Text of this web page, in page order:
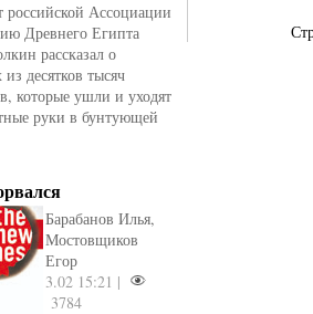
российской Ассоциации
Древнего Египта
рассказал о
десятков тысяч
которые ушли и уходят
руки в бунтующей
Барабанов Илья,
Мостовщиков
Егор
3.02 15:21 |
3784